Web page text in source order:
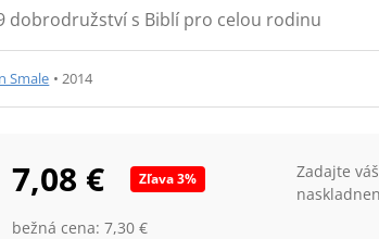
dobrodružství s Biblí pro celou rodinu
Smale •2014
7,08 € Zľava3%
bežná cena:7,30 €
Zadajte